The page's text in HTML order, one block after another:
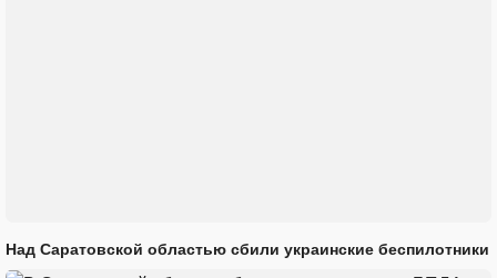
Над Саратовской областью сбили украинские беспилотники